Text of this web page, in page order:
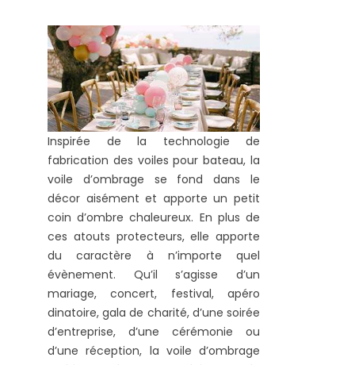
Inspirée de la technologie de
fabrication des voiles pour bateau, la
voile d’ombrage se fond dans le
décor aisément et apporte un petit
coin d’ombre chaleureux. En plus de
ces atouts protecteurs, elle apporte
du caractère à n’importe quel
évènement. Qu’il s’agisse d’un
mariage, concert, festival, apéro
dinatoire, gala de charité, d’une soirée
d’entreprise, d’une cérémonie ou
d’une réception, la voile d’ombrage